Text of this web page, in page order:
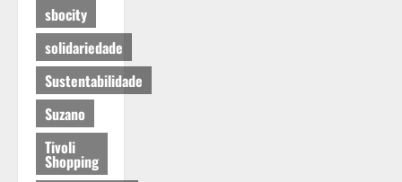
sbocity
solidariedade
Sustentabilidade
Suzano
Tivoli
Shopping